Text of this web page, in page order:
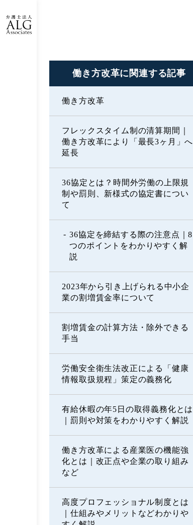
働き方改革に 関連する記事
働き方改革
フレックスタイム制の清算期間｜
働き方改革により「最長3ヶ月」へ
延長
36協定とは？時間外労働の上限規
制や罰則、新様式の協定書につい
て
36協定を締結する際の注意点｜8
つのポイントをわかりやすく解
説
2023年から引き上げられる中小企
業の割増賃金率について
割増賃金の計算方法・除外できる
手当
労働安全衛生法改正による「健康
情報取扱規程」策定の義務化
有給休暇の年5日の取得義務化とは
｜罰則や対策をわかりやすく解説
働き方改革による産業医の機能強
化とは｜改正点や企業の取り組み
など
高度プロフェッショナル制度とは
｜仕組みやメリットなどわかりや